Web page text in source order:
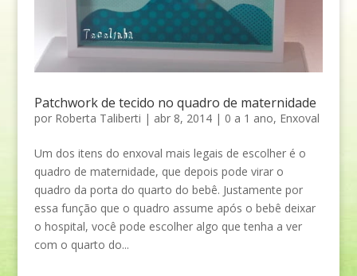
Patchwork de tecido no quadro de maternidade
por Roberta Taliberti | abr 8, 2014| 0 a 1 ano, Enxoval
Um dos itens do enxoval mais legais de escolher é o
quadro de maternidade, que depois pode virar o
quadro da porta do quarto do bebê. Justamente por
essa função que o quadro assume após o bebê deixar
o hospital, você pode escolher algo que tenha a ver
com o quarto do...